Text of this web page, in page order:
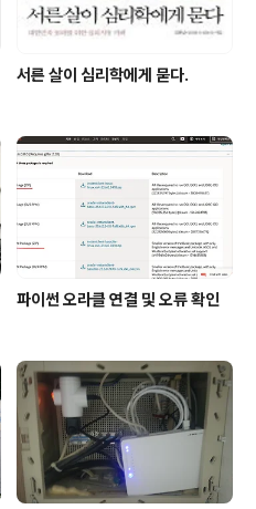
서른 살이 심리학에게 묻다.
파이썬 오라클 연결 및 오류 확인